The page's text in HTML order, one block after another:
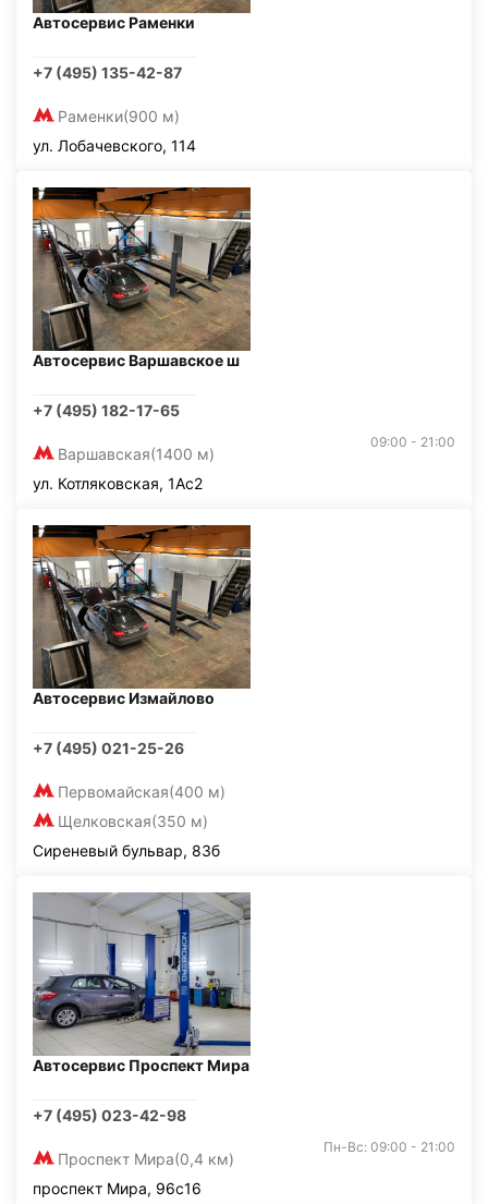
Автосервис Раменки
+7 (495) 135-42-87
Раменки(900 м)
ул. Лобачевского, 114
Автосервис Варшавское ш
+7 (495) 182-17-65
Варшавская(1400 м)
09:00 - 21:00
ул. Котляковская, 1Ас2
Автосервис Измайлово
+7 (495) 021-25-26
Первомайская(400 м)
Щелковская(350 м)
Сиреневый бульвар, 83б
Автосервис Проспект Мира
+7 (495) 023-42-98
Проспект Мира(0,4 км)
Пн-Вс: 09:00 - 21:00
проспект Мира, 96с16